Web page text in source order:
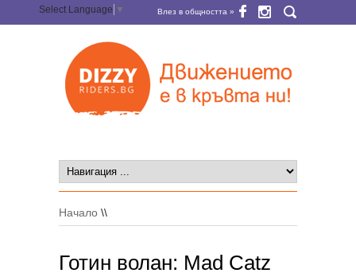
Select Language ▼ Влез в общността »
Начало \\
Готин волан: Mad Catz